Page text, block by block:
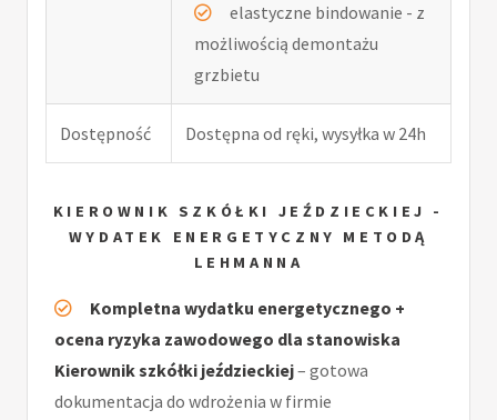
elastyczne bindowanie - z
możliwością demontażu
grzbietu
Dostępność Dostępna od ręki, wysyłka w 24h
KIEROWNIK SZKÓŁKI JEŹDZIECKIEJ -
WYDATEK ENERGETYCZNY METODĄ
LEHMANNA
Kompletna wydatku energetycznego +
ocena ryzyka zawodowego dla stanowiska
Kierownik szkółki jeździeckiej– gotowa
dokumentacja do wdrożenia w firmie